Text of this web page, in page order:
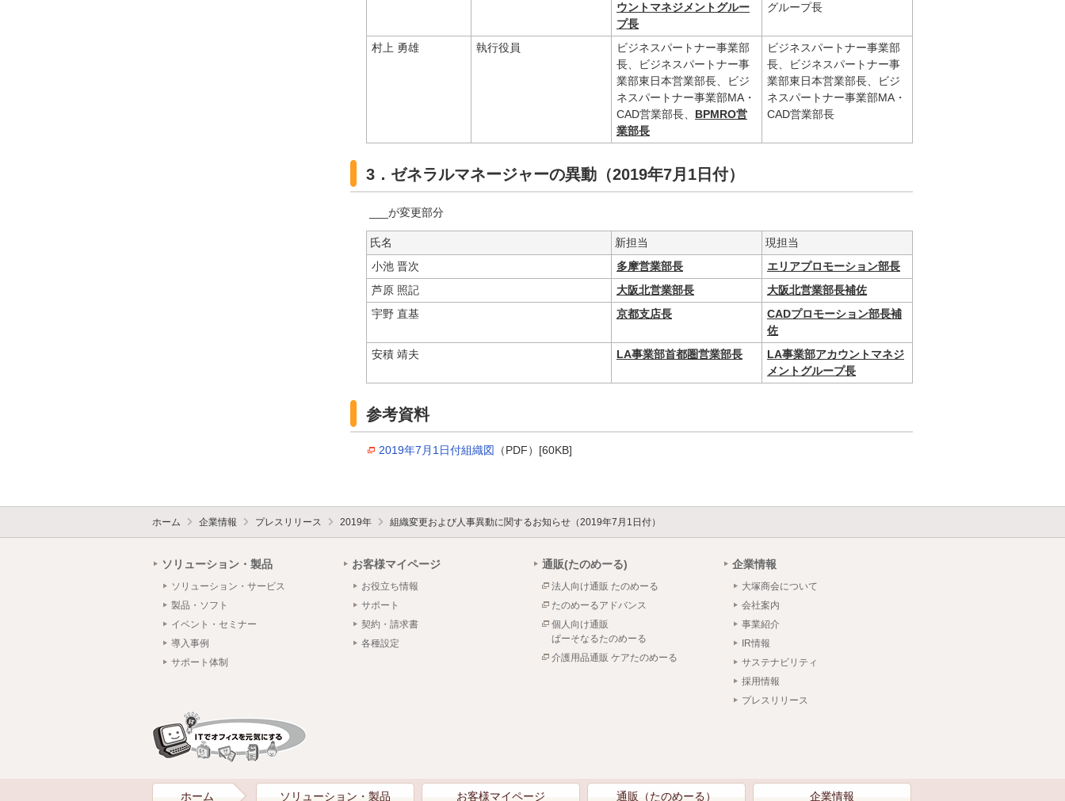
ウントマネジメントグルー
プ長
グループ長
村上 勇雄 執行役員
ビジネスパートナー事業部
長、ビジネスパートナー事
業部東日本営業部長、ビジ
ネスパートナー事業部MA・
CAD営業部長、 BPMRO営
業部長
ビジネスパートナー事業部
長、ビジネスパートナー事
業部東日本営業部長、ビジ
ネスパートナー事業部MA・
CAD営業部長
3．ゼネラルマネージャーの異動（2019年7月1日付）
___が変更部分
氏名 新担当
現担当
小池 晋次
多摩営業部長
エリアプロモーション部長
芦原 照記
大阪北営業部長
大阪北営業部長補佐
宇野 直基
京都支店長
CADプロモーション部長補
佐
安積 靖夫
LA事業部首都圏営業部長
LA事業部アカウントマネジ
メントグループ長
参考資料
2019年7月1日付組織図 （PDF）[60KB]
ホーム 企業情報 プレスリリース 2019年 組織変更および人事異動に関するお知らせ（2019年7月1日付）
ソリューション・製品
ソリューション・サービス
製品・ソフト
イベント・セミナー
導入事例
サポート体制
お客様マイページ
お役立ち情報
サポート
契約・請求書
各種設定
通販(たのめーる)
法人向け通販 たのめーる
たのめーるアドバンス
個人向け通販
ぱーそなるたのめーる
介護用品通販 ケアたのめーる
企業情報
大塚商会について
会社案内
事業紹介
IR情報
サステナビリティ
採用情報
プレスリリース
ホーム ソリューション・製品 お客様マイページ 通販（たのめーる） 企業情報